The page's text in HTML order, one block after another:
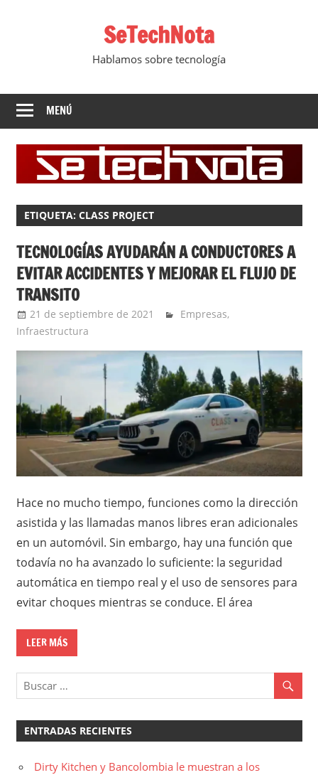
SeTechNota
Hablamos sobre tecnología
MENÚ
ETIQUETA: CLASS PROJECT
TECNOLOGÍAS AYUDARÁN A CONDUCTORES A
EVITAR ACCIDENTES Y MEJORAR EL FLUJO DE
TRANSITO
21 de septiembre de 2021 Ernesto Herrera
Empresas,
Infraestructura
Hace no mucho tiempo, funciones como la dirección
asistida y las llamadas manos libres eran adicionales
en un automóvil. Sin embargo, hay una función que
todavía no ha avanzado lo suficiente: la seguridad
automática en tiempo real y el uso de sensores para
evitar choques mientras se conduce. El área
LEER MÁS
ENTRADAS RECIENTES
Dirty Kitchen y Bancolombia le muestran a los